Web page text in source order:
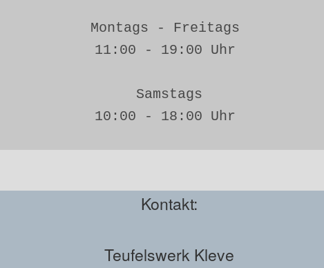
Montags - Freitags
11:00 - 19:00 Uhr
Samstags
10:00 - 18:00 Uhr
Kontakt:
Teufelswerk Kleve